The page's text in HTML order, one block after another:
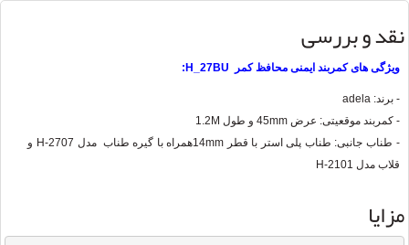
نقد و بررسی
ویژگی های کمربند ایمنی محافظ کمر H_27BU:
- برند: adela
- کمربند موقعیتی: عرض 45mm و طول 1.2M
- طناب جانبی: طناب پلی استر با قطر 14mmهمراه با گیره طناب مدل H-2707 و
قلاب مدل H-2101
مزایا